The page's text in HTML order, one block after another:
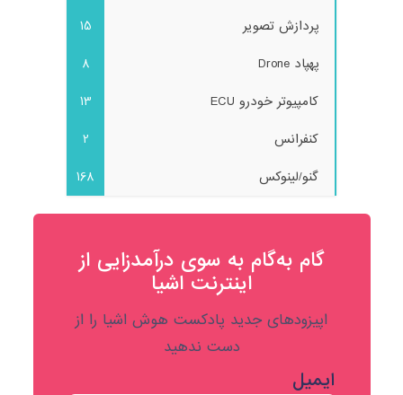
پردازش تصویر
15
پهپاد Drone
8
کامپیوتر خودرو ECU
13
کنفرانس
2
گنو/لینوکس
168
گام به‌گام به‌ سوی درآمدزایی از
اینترنت اشیا
اپیزودهای جدید پادکست هوش اشیا را از
دست ندهید
ایمیل